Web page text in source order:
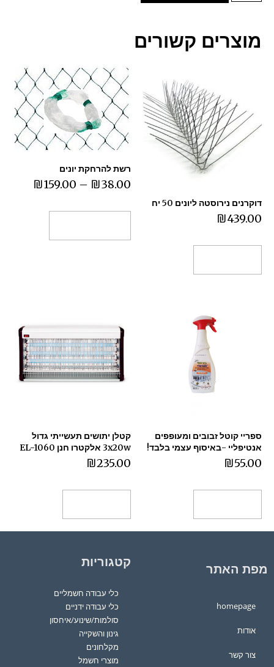
מוצרים קשורים
דוקרנים נירוסטה ליונים 50 יח
₪439.00
רשת להרחקת יונים
₪38.00
–
₪159.00
ספריי קוטל זבובים ומעופפים
אנטיפליי -באיסוף עצמי בלבד!
₪55.00
קטלן יתושים תעשייתי גדול
3x20w אלקטרו חנן EL-1060
₪235.00
מפת האתר
homepage
אודות
צור קשר
קטגוריות
כלי עבודה חשמליים
כלי עבודה ידניים
סולמות/שינוע/איחסון
גינון והשקייה
מקלחונים
מוצרי חשמל